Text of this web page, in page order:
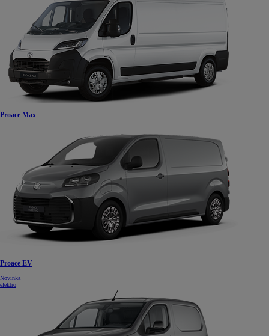
Proace Max
Proace EV
Novinka
elektro